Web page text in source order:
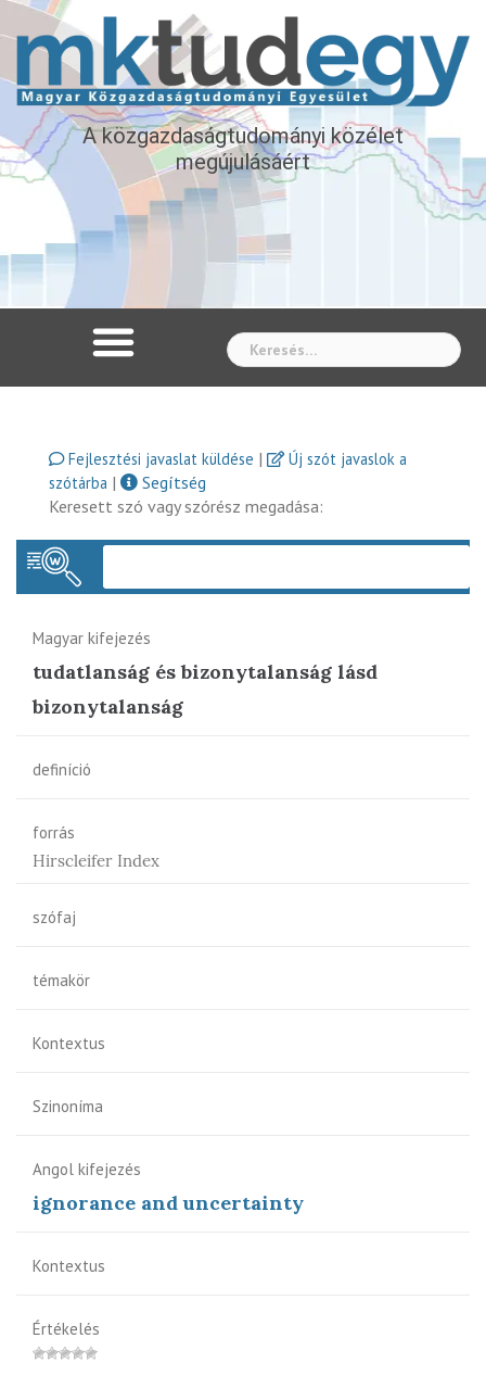
A közgazdaságtudományi közélet
megújulásáért
Fejlesztési javaslat küldése |
Új szót javaslok a
szótárba |
Segítség
Keresett szó vagy szórész megadása:
Magyar kifejezés
tudatlanság és bizonytalanság lásd
bizonytalanság
definíció
forrás
Hirscleifer Index
szófaj
témakör
Kontextus
Szinoníma
Angol kifejezés
ignorance and uncertainty
Kontextus
Értékelés